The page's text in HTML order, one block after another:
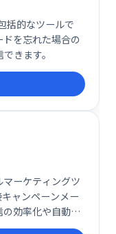
括的なツールで
を忘れた場合の
きます。
ーケティングツ
ャンペーンメー
効率化や自動化
トする強力なプラ